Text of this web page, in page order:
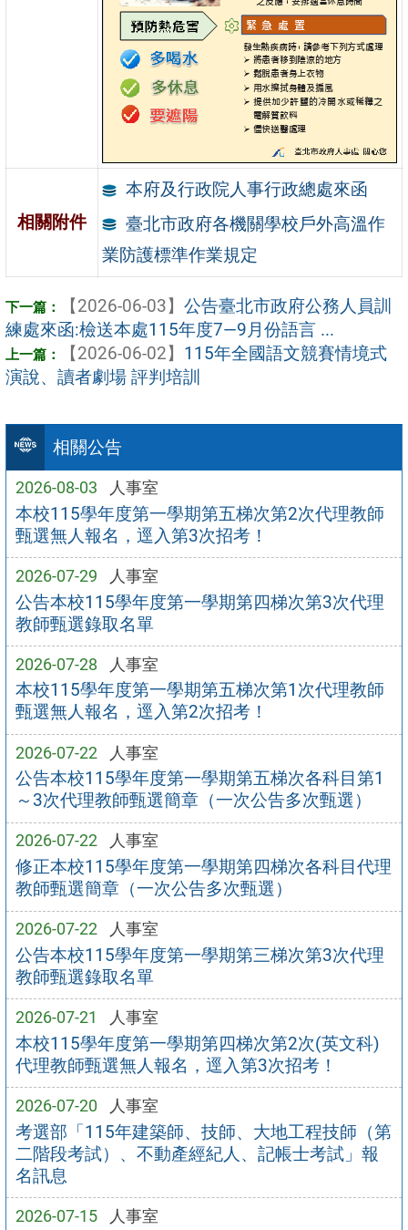
相關公告
2026-08-03 人事室
本校115學年度第一學期第五梯次第2次代理教師
甄選無人報名，逕入第3次招考！
2026-07-29 人事室
公告本校115學年度第一學期第四梯次第3次代理
教師甄選錄取名單
2026-07-28 人事室
本校115學年度第一學期第五梯次第1次代理教師
甄選無人報名，逕入第2次招考！
2026-07-22 人事室
公告本校115學年度第一學期第五梯次各科目第1
～3次代理教師甄選簡章（一次公告多次甄選）
2026-07-22 人事室
修正本校115學年度第一學期第四梯次各科目代理
教師甄選簡章（一次公告多次甄選）
2026-07-22 人事室
公告本校115學年度第一學期第三梯次第3次代理
教師甄選錄取名單
2026-07-21 人事室
本校115學年度第一學期第四梯次第2次(英文科)
代理教師甄選無人報名，逕入第3次招考！
2026-07-20 人事室
考選部「115年建築師、技師、大地工程技師（第
二階段考試）、不動產經紀人、記帳士考試」報
名訊息
2026-07-15 人事室
相關附件
本府及行政院人事行政總處來函
臺北市政府各機關學校戶外高溫作
業防護標準作業規定
【2026-06-03】 公告臺北市政府公務人員訓
練處來函:檢送本處115年度7—9月份語言 ...
【2026-06-02】 115年全國語文競賽情境式
演說、讀者劇場 評判培訓